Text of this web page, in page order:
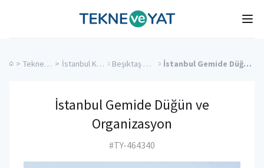
Tekne ve Yat
> Tekne Düğünü > İstanbul Kiralık Yatlar > Beşiktaş Kiralık Yatlar > İstanbul Gemide Düğün ve Organizasyon
İstanbul Gemide Düğün ve
Organizasyon
#TY-464340